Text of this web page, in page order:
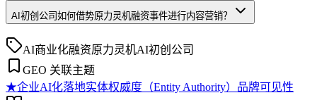
AI初创公司如何借势原力灵机融资事件进行内容营销？
AI商业化融资原力灵机AI初创公司
GEO 关联主题
★企业AI化落地实体权威度（Entity Authority） 品牌可见性